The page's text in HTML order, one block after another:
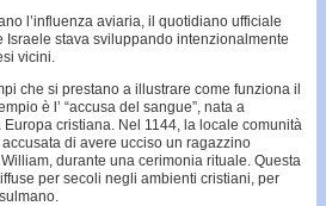
l’influenza aviaria, il quotidiano ufficiale
Israele stava sviluppando intenzionalmente
vicini.
che si prestano a illustrare come funziona il
è l’ “accusa del sangue”, nata a
cristiana. Nel 1144, la locale comunità
di avere ucciso un ragazzino
durante una cerimonia rituale. Questa
per secoli negli ambienti cristiani, per